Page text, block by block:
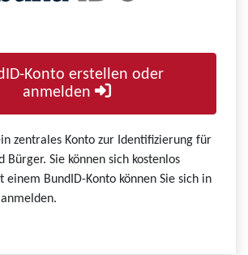
Konto erstellen oder
anmelden
zentrales Konto zur Identifizierung für
Bürger. Sie können sich kostenlos
BundID-Konto können Sie sich in